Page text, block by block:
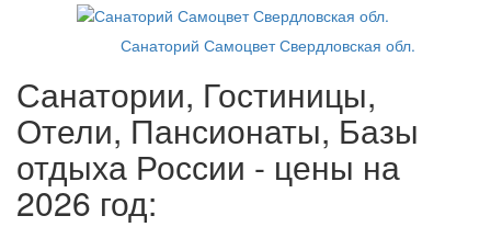
Санаторий Самоцвет Свердловская обл.
Санатории, Гостиницы,
Отели, Пансионаты, Базы
отдыха России - цены на
2026 год: